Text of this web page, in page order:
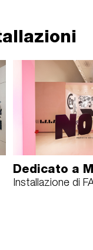
Dedicato a
Installazione di